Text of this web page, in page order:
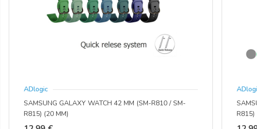
stranici
proizvoda
ADlogic
SAMSUNG GALAXY WATCH 42 MM (SM-R810 / SM-
R815) (20 MM)
R815)